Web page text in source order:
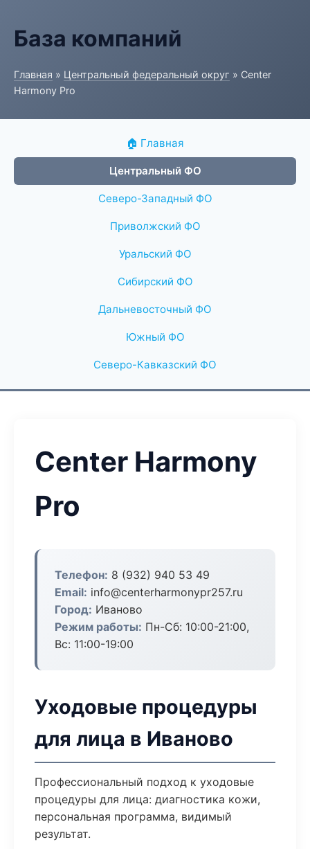
База компаний
Главная » Центральный федеральный округ » Center
Harmony Pro
🏠 Главная
Центральный ФО
Северо-Западный ФО
Приволжский ФО
Уральский ФО
Сибирский ФО
Дальневосточный ФО
Южный ФО
Северо-Кавказский ФО
Center Harmony
Pro
Телефон: 8 (932) 940 53 49
Email: info@centerharmonypr257.ru
Город: Иваново
Режим работы: Пн-Сб: 10:00-21:00,
Вс: 11:00-19:00
Уходовые процедуры
для лица в Иваново
Профессиональный подход к уходовые
процедуры для лица: диагностика кожи,
персональная программа, видимый
результат.